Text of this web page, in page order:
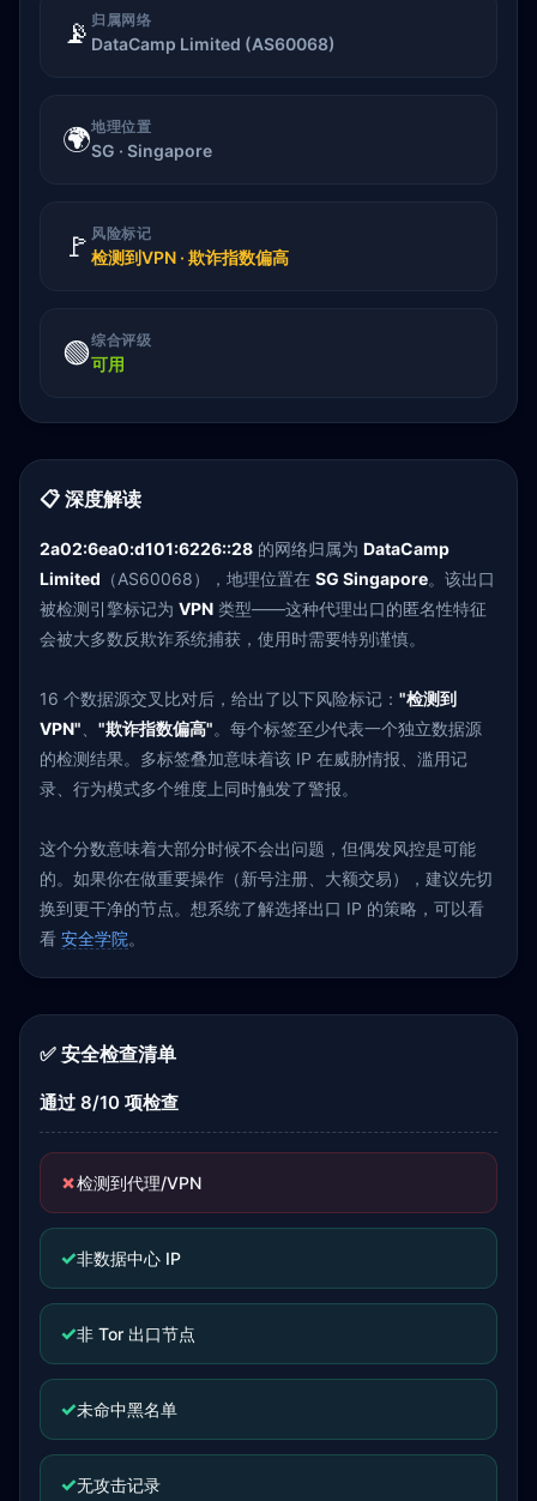
📡 归属网络
DataCamp Limited (AS60068)
🌍地理位置
SG · Singapore
🚩 风险标记
检测到VPN · 欺诈指数偏高
🟢综合评级
可用
📋 深度解读
2a02:6ea0:d101:6226::28 的网络归属为 DataCamp
Limited （AS60068），地理位置在 SG Singapore。该出口
被检测引擎标记为 VPN 类型——这种代理出口的匿名性特征
会被大多数反欺诈系统捕获，使用时需要特别谨慎。
16 个数据源交叉比对后，给出了以下风险标记： "检测到
VPN"
"欺诈指数偏高"。每个标签至少代表一个独立数据源
的检测结果。多标签叠加意味着该 IP 在威胁情报、滥用记
录、行为模式多个维度上同时触发了警报。
这个分数意味着大部分时候不会出问题，但偶发风控是可能
的。如果你在做重要操作（新号注册、大额交易），建议先切
换到更干净的节点。想系统了解选择出口 IP 的策略，可以看
看 安全学院。
✅ 安全检查清单
通过 8/10 项检查
✗检测到代理/VPN
✓非数据中心 IP
✓非 Tor 出口节点
✓未命中黑名单
✓无攻击记录